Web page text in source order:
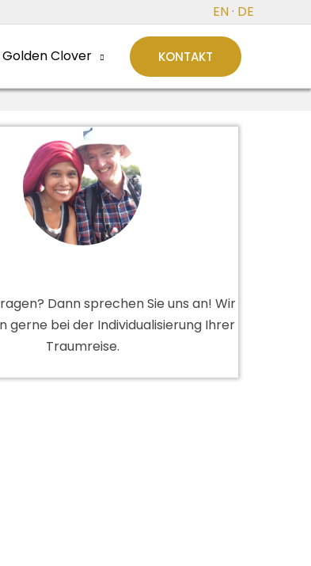
EN · DE
Clover KONTAKT
Dann sprechen Sie uns an! Wir
gerne bei der Individualisierung Ihrer
Traumreise.